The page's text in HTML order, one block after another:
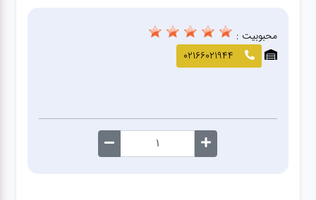
صافکاری
و نقاشی
کارواش
محبوبیت :
02166021944